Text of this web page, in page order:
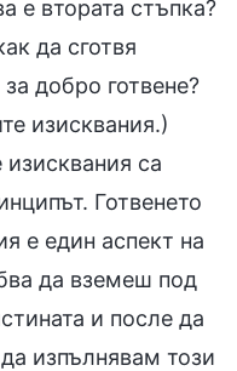
е втората стъпка?
да сготвя
добро готвене?
изисквания.)
са
Готвенето
е един аспект на
да вземеш под
и после да
изпълнявам този